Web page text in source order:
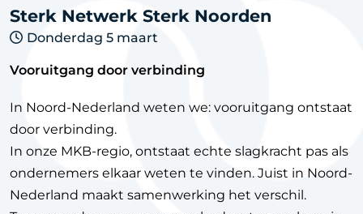
Sterk Netwerk Sterk Noorden
Donderdag 5 maart
Vooruitgang door verbinding
In Noord-Nederland weten we: vooruitgang ontstaat
door verbinding.
In onze MKB-regio, ontstaat echte slagkracht pas als
ondernemers elkaar weten te vinden. Juist in Noord-
Nederland maakt samenwerking het verschil.